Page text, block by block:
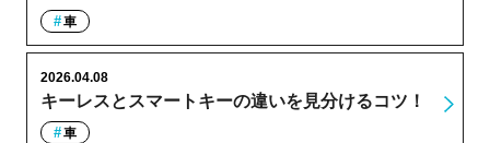
車
キーレスとスマートキーの違いを見分けるコツ！
2026.04.08
車